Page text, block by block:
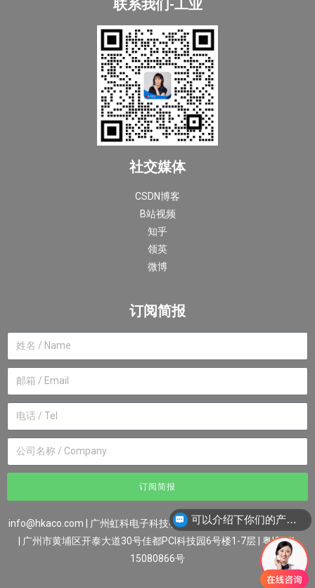
联系我们-工业
社交媒体
CSDN博客
B站视频
知乎
领英
微博
订阅简报
订阅简报
info@hkaco.com | 广州虹科电子科技有限公司 ©2007-2023版权所有
| 广州市黄埔区开泰大道30号佳都PCI科技园6号楼1-7层 粤ICP备
15080866号
可以介绍下你们的产品么？